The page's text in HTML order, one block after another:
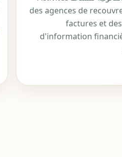
des agences de
factures et
d'information